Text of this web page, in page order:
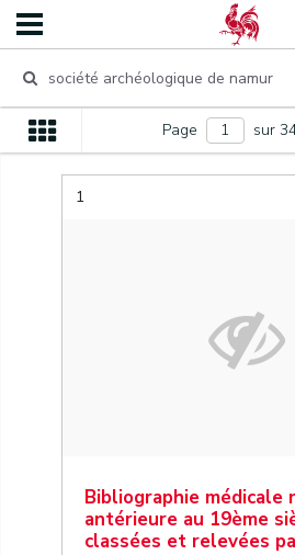
Page sur
1
Bibliographie médicale
antérieure au 19ème
classées et relevées